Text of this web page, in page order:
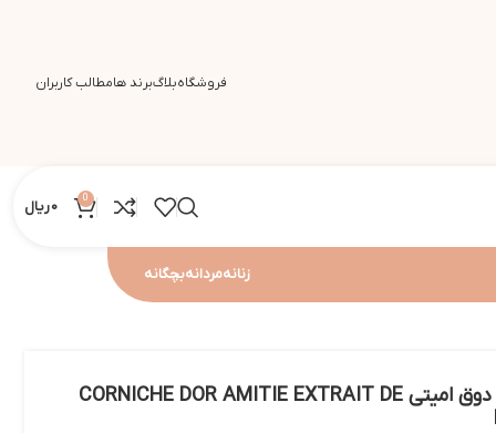
فروشگاهبلاگبرند هامطالب کاربران
0
0ریال
زنانهمردانهبچگانه
پرفیوم اکسترکت کورنیش دوق امیتی CORNICHE DOR AMITIE EXTRAIT DE